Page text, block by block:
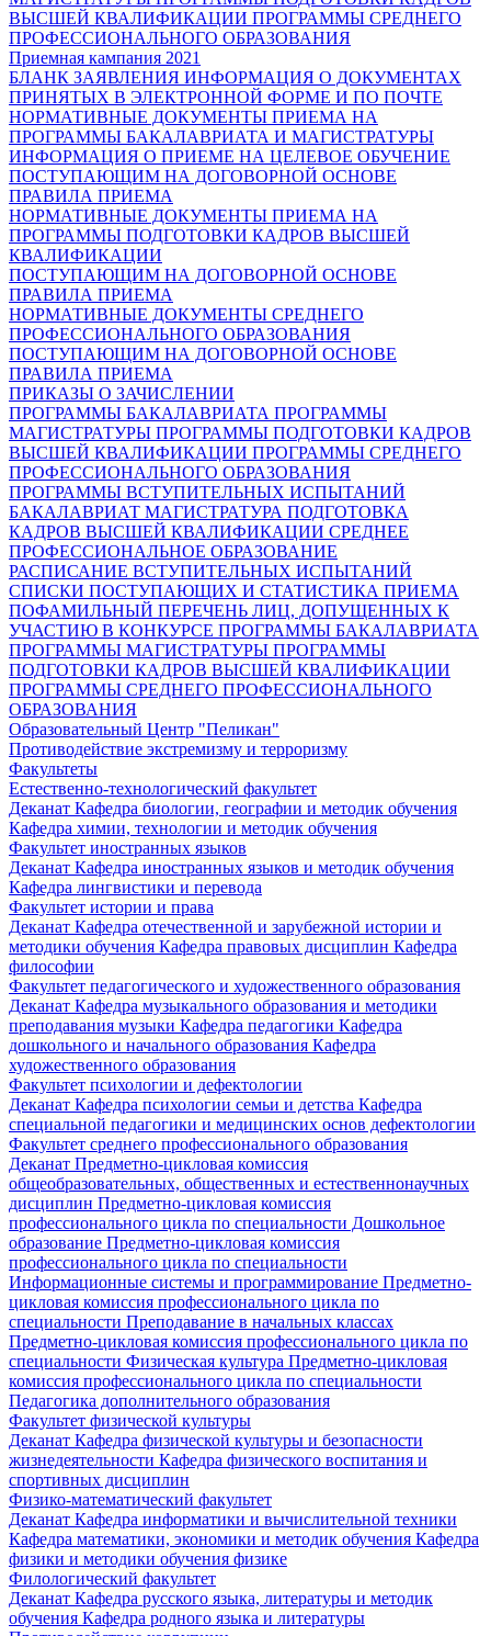
ВЫСШЕЙ КВАЛИФИКАЦИИ ПРОГРАММЫ СРЕДНЕГО
ПРОФЕССИОНАЛЬНОГО ОБРАЗОВАНИЯ
Приемная кампания 2021
БЛАНК ЗАЯВЛЕНИЯ ИНФОРМАЦИЯ О ДОКУМЕНТАХ
ПРИНЯТЫХ В ЭЛЕКТРОННОЙ ФОРМЕ И ПО ПОЧТЕ
НОРМАТИВНЫЕ ДОКУМЕНТЫ ПРИЕМА НА
ПРОГРАММЫ БАКАЛАВРИАТА И МАГИСТРАТУРЫ
ИНФОРМАЦИЯ О ПРИЕМЕ НА ЦЕЛЕВОЕ ОБУЧЕНИЕ
ПОСТУПАЮЩИМ НА ДОГОВОРНОЙ ОСНОВЕ
ПРАВИЛА ПРИЕМА
НОРМАТИВНЫЕ ДОКУМЕНТЫ ПРИЕМА НА
ПРОГРАММЫ ПОДГОТОВКИ КАДРОВ ВЫСШЕЙ
КВАЛИФИКАЦИИ
ПОСТУПАЮЩИМ НА ДОГОВОРНОЙ ОСНОВЕ
ПРАВИЛА ПРИЕМА
НОРМАТИВНЫЕ ДОКУМЕНТЫ СРЕДНЕГО
ПРОФЕССИОНАЛЬНОГО ОБРАЗОВАНИЯ
ПОСТУПАЮЩИМ НА ДОГОВОРНОЙ ОСНОВЕ
ПРАВИЛА ПРИЕМА
ПРИКАЗЫ О ЗАЧИСЛЕНИИ
ПРОГРАММЫ БАКАЛАВРИАТА ПРОГРАММЫ
МАГИСТРАТУРЫ ПРОГРАММЫ ПОДГОТОВКИ КАДРОВ
ВЫСШЕЙ КВАЛИФИКАЦИИ ПРОГРАММЫ СРЕДНЕГО
ПРОФЕССИОНАЛЬНОГО ОБРАЗОВАНИЯ
ПРОГРАММЫ ВСТУПИТЕЛЬНЫХ ИСПЫТАНИЙ
БАКАЛАВРИАТ МАГИСТРАТУРА ПОДГОТОВКА
КАДРОВ ВЫСШЕЙ КВАЛИФИКАЦИИ СРЕДНЕЕ
ПРОФЕССИОНАЛЬНОЕ ОБРАЗОВАНИЕ
РАСПИСАНИЕ ВСТУПИТЕЛЬНЫХ ИСПЫТАНИЙ
СПИСКИ ПОСТУПАЮЩИХ И СТАТИСТИКА ПРИЕМА
ПОФАМИЛЬНЫЙ ПЕРЕЧЕНЬ ЛИЦ, ДОПУЩЕННЫХ К
УЧАСТИЮ В КОНКУРСЕ ПРОГРАММЫ БАКАЛАВРИАТА
ПРОГРАММЫ МАГИСТРАТУРЫ ПРОГРАММЫ
ПОДГОТОВКИ КАДРОВ ВЫСШЕЙ КВАЛИФИКАЦИИ
ПРОГРАММЫ СРЕДНЕГО ПРОФЕССИОНАЛЬНОГО
ОБРАЗОВАНИЯ
Образовательный Центр "Пеликан"
Противодействие экстремизму и терроризму
Факультеты
Естественно-технологический факультет
Деканат Кафедра биологии, географии и методик обучения
Кафедра химии, технологии и методик обучения
Факультет иностранных языков
Деканат Кафедра иностранных языков и методик обучения
Кафедра лингвистики и перевода
Факультет истории и права
Деканат Кафедра отечественной и зарубежной истории и
методики обучения Кафедра правовых дисциплин Кафедра
философии
Факультет педагогического и художественного образования
Деканат Кафедра музыкального образования и методики
преподавания музыки Кафедра педагогики Кафедра
дошкольного и начального образования Кафедра
художественного образования
Факультет психологии и дефектологии
Деканат Кафедра психологии семьи и детства Кафедра
специальной педагогики и медицинских основ дефектологии
Факультет среднего профессионального образования
Деканат Предметно-цикловая комиссия
общеобразовательных, общественных и естественнонаучных
дисциплин Предметно-цикловая комиссия
профессионального цикла по специальности Дошкольное
образование Предметно-цикловая комиссия
профессионального цикла по специальности
Информационные системы и программирование Предметно-
цикловая комиссия профессионального цикла по
специальности Преподавание в начальных классах
Предметно-цикловая комиссия профессионального цикла по
специальности Физическая культура Предметно-цикловая
комиссия профессионального цикла по специальности
Педагогика дополнительного образования
Факультет физической культуры
Деканат Кафедра физической культуры и безопасности
жизнедеятельности Кафедра физического воспитания и
спортивных дисциплин
Физико-математический факультет
Деканат Кафедра информатики и вычислительной техники
Кафедра математики, экономики и методик обучения Кафедра
физики и методики обучения физике
Филологический факультет
Деканат Кафедра русского языка, литературы и методик
обучения Кафедра родного языка и литературы